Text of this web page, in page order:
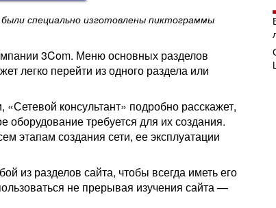
специально изготовлены пиктограммы
3Com. Меню основных разделов
легко перейти из одного раздела или
консультант» подробно расскажет,
оборудование требуется для их создания.
этапам создания сети, ее эксплуатации
из разделов сайта, чтобы всегда иметь его
не прерывая изучения сайта —